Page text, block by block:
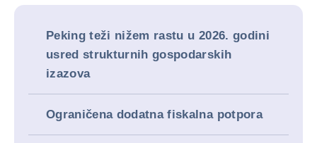
Peking teži nižem rastu u 2026. godini
usred strukturnih gospodarskih
izazova
Ograničena dodatna fiskalna potpora